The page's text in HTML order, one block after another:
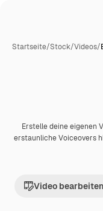
Startseite/Stock/Videos/
Erstelle deine eigenen
erstaunliche Voiceovers
Video bearbeiten